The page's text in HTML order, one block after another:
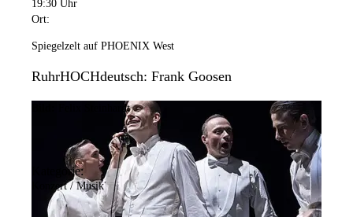
19:30 Uhr
Ort:
Spiegelzelt auf PHOENIX West
RuhrHOCHdeutsch: Frank Goosen
Felix Steinhardt
Kategorie:
Konzert / Musik